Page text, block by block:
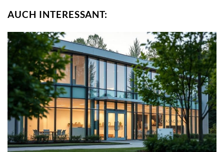
AUCH INTERESSANT: